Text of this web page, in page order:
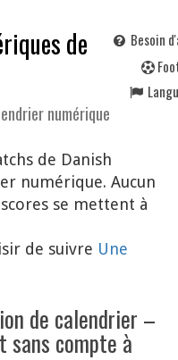
de
numérique
Besoin
F
de Danish
numérique. Aucun
se mettent à
de suivre Une
de calendrier –
compte à